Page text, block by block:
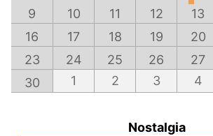
9 10 11 12 13
16
17 18 19 20
23
24 25 26 27
30
1 2 3 4
Nostalgia